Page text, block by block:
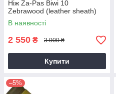
Ніж Za-Pas Biwi 10
Zebrawood (leather sheath)
В наявності
2 550 ₴ 3 000 ₴
Купити
–5%